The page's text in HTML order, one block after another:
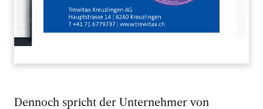
Dennoch spricht der Unternehmer von